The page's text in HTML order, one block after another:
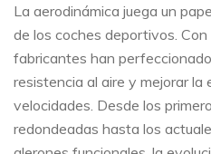
La aerodinámica juega un
de los coches deportivos.
fabricantes han
resistencia al aire y mejorar la
velocidades. Desde los
redondeadas hasta los